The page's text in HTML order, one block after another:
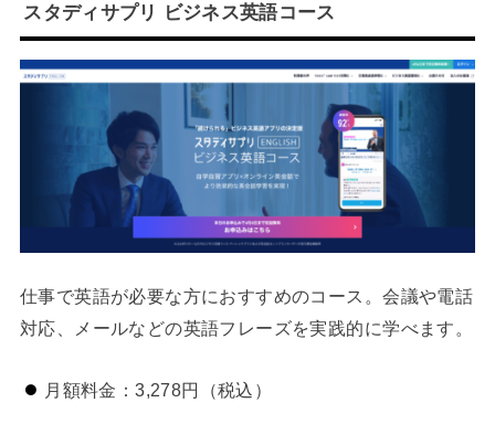
スタディサプリ ビジネス英語コース
仕事で英語が必要な方におすすめのコース。会議や電話
対応、メールなどの英語フレーズを実践的に学べます。
月額料金：3,278円（税込）